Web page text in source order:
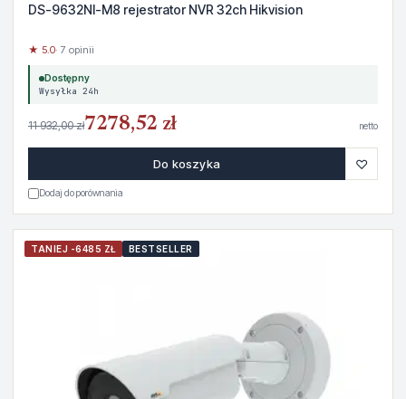
DS-9632NI-M8 rejestrator NVR 32ch Hikvision
★ 5.0· 7 opinii
Dostępny
Wysyłka 24h
11 932,00 zł7278,52 zł netto
Do koszyka ♡
Dodaj do porównania
TANIEJ -6485 ZŁ BESTSELLER